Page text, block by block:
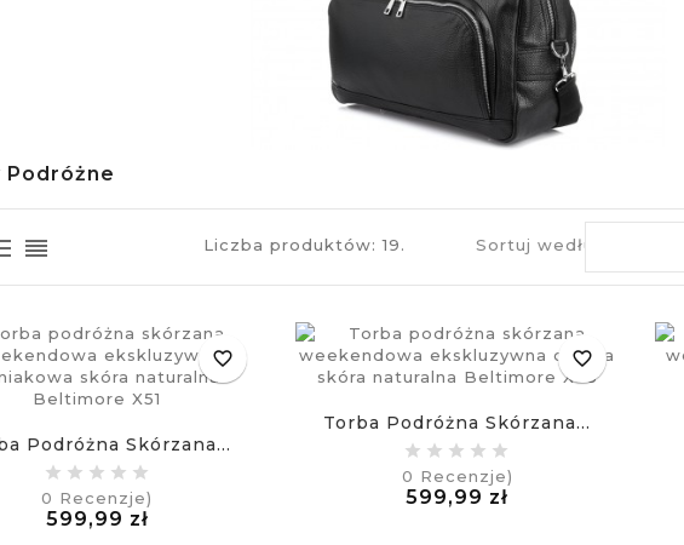
Podróżne
Liczba produktów: 19. Sortuj według:
favorite_border
Podróżna Skórzana...
0 Recenzje)
599,99 złCena
favorite_border
Torba Podróżna Skórzana...
0 Recenzje)
599,99 zł